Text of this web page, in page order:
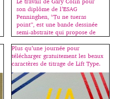
son diplôme de l’ESAG
Penninghen, “Tu ne tueras
point”, est une bande dessinée
semi-abstraite qui propose de
mettre en scène une série
d’histoires exposant différentes
manières de tuer. Deux
protagonistes ressuscitants à
chaque fois interprètent de
manière nouvelle le “cartoon” et
abordent par l’humour et le
second degré le […]
Plus qu’une journée pour
télécharger gratuitement les beaux
caractères de titrage de Lift Type.